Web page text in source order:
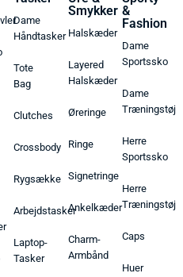
Dame
Håndtasker
Tote
Bag
Clutches
Crossbody
Rygsække
Arbejdstasker
Laptop-
Tasker
Smykker
Halskæder
Layered
Halskæder
Øreringe
Ringe
Signetringe
Ankelkæder
Charm-
Armbånd
&
Fashion
Dame
Sportssko
Dame
Træningstøj
Herre
Sportssko
Herre
Træningstøj
Caps
Huer